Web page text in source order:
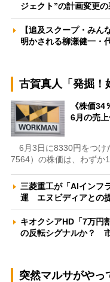
ジェクト”の計画変更
【追及スクープ・み
明かされる柳瀬健一・
古賀真人「発掘！
《株価
6月の売
6月3日に8330円をつけ
7564）の株価は、わずか
三菱重工が「AIインフ
運 エヌビディアとの
キオクシアHD「7万円
の反転シグナルか？
突然マルサがやっ